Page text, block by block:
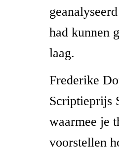
had kunnen
laag.
Frederike
Scriptieprijs
waarmee je
voorstellen